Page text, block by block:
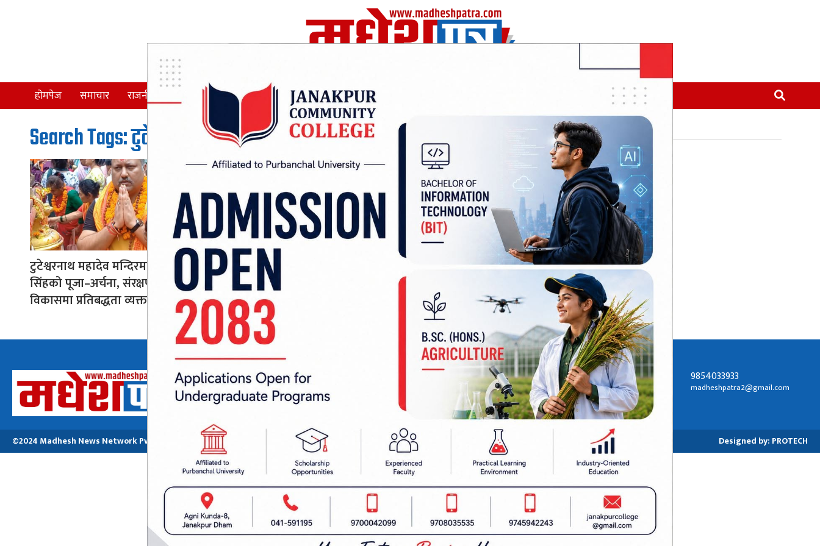
होमपेज समाचार राजनीति समाज देश विचार अर्थ/वाणिज शिक्षा थप
Search Tags: टुटेश्वरनाथ
टुटेश्वरनाथ महादेव मन्दिरमा मुख्यमन्त्री
सिंहको पूजा–अर्चना, संरक्षण र
विकासमा प्रतिबद्धता व्यक्त
अध्यक्ष तथा प्रबन्ध निर्देशक:
मनोजकुमार मोरबैता
सम्पर्क ठेगाना:
जनकपुरधाम-२, धनुषा
9854033933
madheshpatra2@gmail.com
©2024 Madhesh News Network Pvt. ltd | All Rights Reserved. Designed by: PROTECH